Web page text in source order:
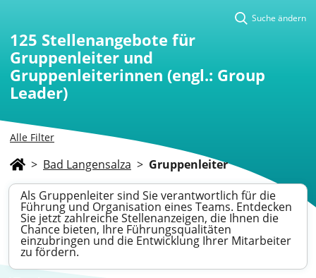
Alle Filter
Suche ändern
125 Stellenangebote für
Gruppenleiter und
Gruppenleiterinnen (engl.: Group
Leader)
> Bad Langensalza > Gruppenleiter
Als Gruppenleiter sind Sie verantwortlich für die
Führung und Organisation eines Teams. Entdecken
Sie jetzt zahlreiche Stellenanzeigen, die Ihnen die
Chance bieten, Ihre Führungsqualitäten
einzubringen und die Entwicklung Ihrer Mitarbeiter
zu fördern.